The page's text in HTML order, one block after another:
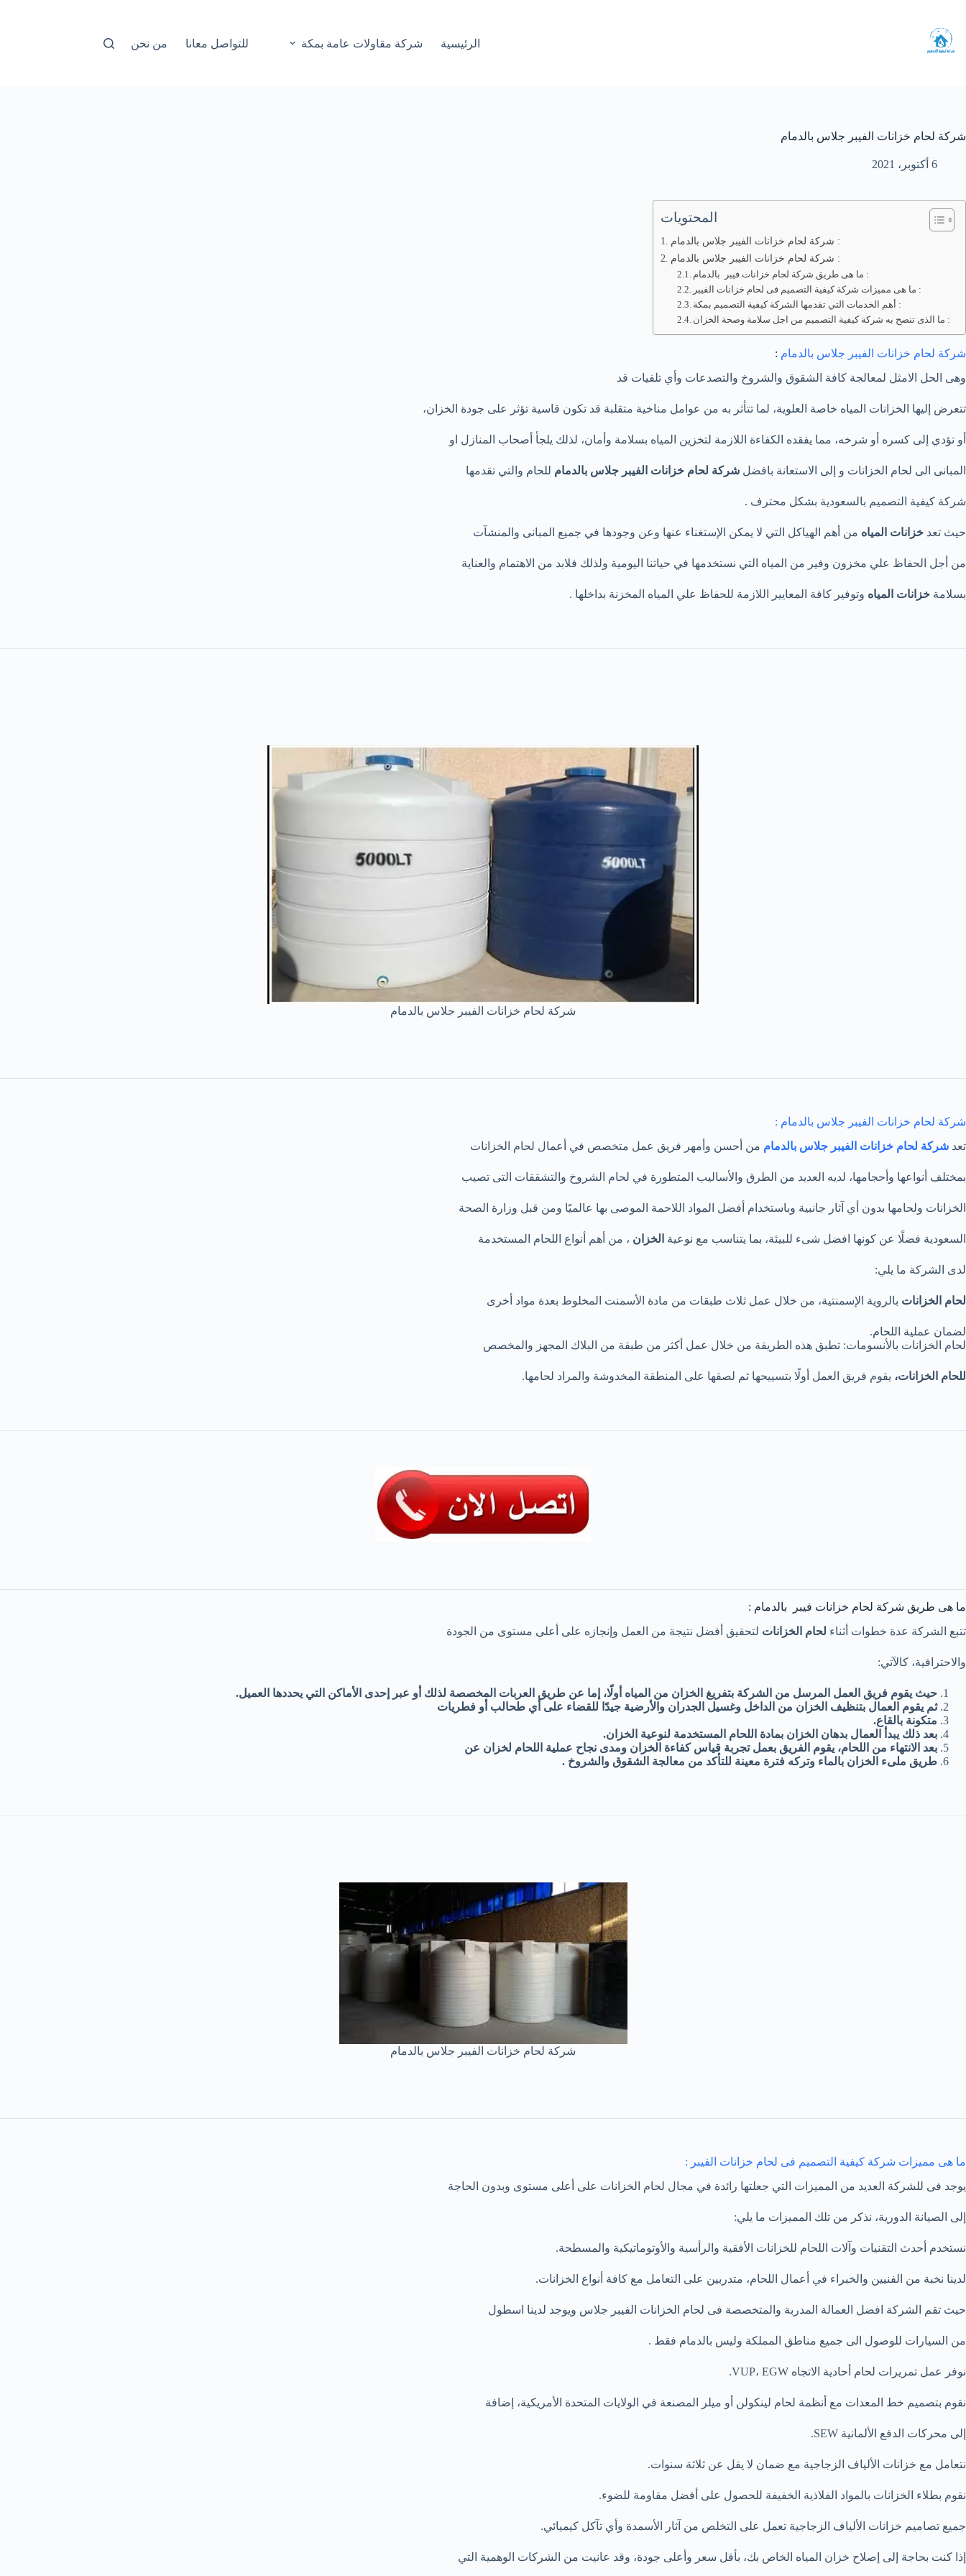
المحتوى
الرئيسية شركة مقاولات عامة بمكة للتواصل معانا من نحن
شركة لحام خزانات الفيبر جلاس بالدمام
6 أكتوبر، 2021
المحتويات
شركة لحام خزانات الفيبر جلاس بالدمام :
شركة لحام خزانات الفيبر جلاس بالدمام :
ما هى طريق شركة لحام خزانات فيبر بالدمام :
ما هى مميزات شركة كيفية التصميم فى لحام خزانات الفيبر :
أهم الخدمات التي تقدمها الشركة كيفية التصميم بمكة :
ما الذى تنصح به شركة كيفية التصميم من اجل سلامة وصحة الخزان :
شركة لحام خزانات الفيبر جلاس بالدمام :
وهى الحل الامثل لمعالجة كافة الشقوق والشروخ والتصدعات وأي تلفيات قد
تتعرض إليها الخزانات المياه خاصة العلوية، لما تتأثر به من عوامل مناخية متقلبة قد تكون قاسية تؤثر على جودة الخزان،
أو تؤدي إلى كسره أو شرخه، مما يفقده الكفاءة اللازمة لتخزين المياه بسلامة وأمان، لذلك يلجأ أصحاب المنازل او
المبانى الى لحام الخزانات و إلى الاستعانة بافضل شركة لحام خزانات الفيبر جلاس بالدمام للحام والتي تقدمها
شركة كيفية التصميم بالسعودية بشكل محترف .
حيث تعد خزانات المياه من أهم الهياكل التي لا يمكن الإستغناء عنها وعن وجودها في جميع المبانى والمنشآت
من أجل الحفاظ علي مخزون وفير من المياه التي نستخدمها في حياتنا اليومية ولذلك فلابد من الاهتمام والعناية
بسلامة خزانات المياه وتوفير كافة المعايير اللازمة للحفاظ علي المياه المخزنة بداخلها .
شركة لحام خزانات الفيبر جلاس بالدمام
شركة لحام خزانات الفيبر جلاس بالدمام :
تعد شركة لحام خزانات الفيبر جلاس بالدمام من أحسن وأمهر فريق عمل متخصص في أعمال لحام الخزانات
بمختلف أنواعها وأحجامها، لديه العديد من الطرق والأساليب المتطورة في لحام الشروخ والتشققات التى تصيب
الخزانات ولحامها بدون أي آثار جانبية وباستخدام أفضل المواد اللاحمة الموصى بها عالميًا ومن قبل وزارة الصحة
السعودية فضلًا عن كونها افضل شىء للبيئة، بما يتناسب مع نوعية الخزان ، من أهم أنواع اللحام المستخدمة
لدى الشركة ما يلي:
لحام الخزانات بالروية الإسمنتية، من خلال عمل ثلاث طبقات من مادة الأسمنت المخلوط بعدة مواد أخرى
لضمان عملية اللحام.
لحام الخزانات بالأنسومات: تطبق هذه الطريقة من خلال عمل أكثر من طبقة من البلاك المجهز والمخصص
للحام الخزانات، يقوم فريق العمل أولًا بتسييحها ثم لصقها على المنطقة المخدوشة والمراد لحامها.
ما هى طريق شركة لحام خزانات فيبر بالدمام :
تتبع الشركة عدة خطوات أثناء لحام الخزانات لتحقيق أفضل نتيجة من العمل وإنجازه على أعلى مستوى من الجودة
والاحترافية، كالآتي:
حيث يقوم فريق العمل المرسل من الشركة بتفريغ الخزان من المياه أولًا، إما عن طريق العربات المخصصة لذلك أو عبر إحدى الأماكن التي يحددها العميل.
ثم يقوم العمال بتنظيف الخزان من الداخل وغسيل الجدران والأرضية جيدًا للقضاء على أي طحالب أو فطريات
متكونة بالقاع.
بعد ذلك يبدأ العمال بدهان الخزان بمادة اللحام المستخدمة لنوعية الخزان.
بعد الانتهاء من اللحام، يقوم الفريق بعمل تجربة قياس كفاءة الخزان ومدى نجاح عملية اللحام لخزان عن
طريق ملىء الخزان بالماء وتركه فترة معينة للتأكد من معالجة الشقوق والشروخ .
شركة لحام خزانات الفيبر جلاس بالدمام
ما هى مميزات شركة كيفية التصميم فى لحام خزانات الفيبر :
يوجد فى للشركة العديد من المميزات التي جعلتها رائدة في مجال لحام الخزانات على أعلى مستوى وبدون الحاجة
إلى الصيانة الدورية، نذكر من تلك المميزات ما يلي:
نستخدم أحدث التقنيات وآلات اللحام للخزانات الأفقية والرأسية والأوتوماتيكية والمسطحة.
لدينا نخبة من الفنيين والخبراء في أعمال اللحام، متدربين على التعامل مع كافة أنواع الخزانات.
حيث تقم الشركة افضل العمالة المدربة والمتخصصة فى لحام الخزانات الفيبر جلاس ويوجد لدينا اسطول
من السيارات للوصول الى جميع مناطق المملكة وليس بالدمام فقط .
نوفر عمل تمريرات لحام أحادية الاتجاه VUP، EGW.
نقوم بتصميم خط المعدات مع أنظمة لحام لينكولن أو ميلر المصنعة في الولايات المتحدة الأمريكية، إضافة
إلى محركات الدفع الألمانية SEW.
نتعامل مع خزانات الألياف الزجاجية مع ضمان لا يقل عن ثلاثة سنوات.
نقوم بطلاء الخزانات بالمواد الفلاذية الخفيفة للحصول على أفضل مقاومة للضوء.
جميع تصاميم خزانات الألياف الزجاجية تعمل على التخلص من آثار الأسمدة وأي تآكل كيميائي.
إذا كنت بحاجة إلى إصلاح خزان المياه الخاص بك، بأقل سعر وأعلى جودة، وقد عانيت من الشركات الوهمية التي